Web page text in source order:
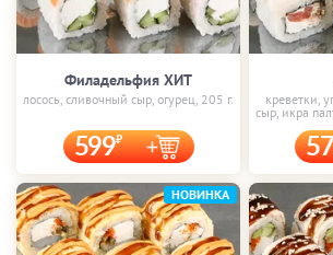
Филадельфия ХИТ
лосось, сливочный сыр, огурец, 205 г.
599
креветки,
сыр, икра
НОВИНКА